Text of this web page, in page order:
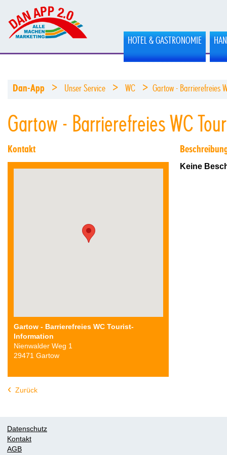
HOTEL & GASTRONOMIE
Dan-App > Unser Service > WC > Gartow - Barrierefreies
Gartow - Barrierefreies WC
Kontakt
Gartow - Barrierefreies WC Tourist-
Information
Nienwalder Weg 1
29471 Gartow
Keine
Zurück
Datenschutz
Kontakt
AGB